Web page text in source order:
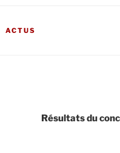
CATÉGORIES
ACTUS
Résultats du